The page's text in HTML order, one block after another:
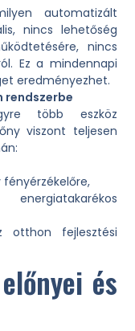
automatizált
nincs lehetőség
nincs
Ez a mindennapi
eredményezhet.
több eszköz
viszont teljesen
otthon fejlesztési
és